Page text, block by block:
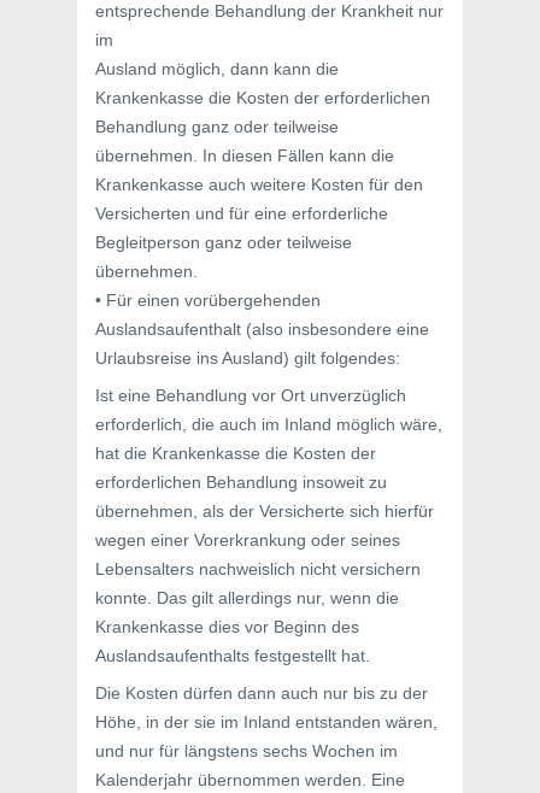
entsprechende Behandlung der Krankheit nur
im
Ausland möglich, dann kann die
Krankenkasse die Kosten der erforderlichen
Behandlung ganz oder teilweise
übernehmen. In diesen Fällen kann die
Krankenkasse auch weitere Kosten für den
Versicherten und für eine erforderliche
Begleitperson ganz oder teilweise
übernehmen.
• Für einen vorübergehenden
Auslandsaufenthalt (also insbesondere eine
Urlaubsreise ins Ausland) gilt folgendes:
Ist eine Behandlung vor Ort unverzüglich
erforderlich, die auch im Inland möglich wäre,
hat die Krankenkasse die Kosten der
erforderlichen Behandlung insoweit zu
übernehmen, als der Versicherte sich hierfür
wegen einer Vorerkrankung oder seines
Lebensalters nachweislich nicht versichern
konnte. Das gilt allerdings nur, wenn die
Krankenkasse dies vor Beginn des
Auslandsaufenthalts festgestellt hat.
Die Kosten dürfen dann auch nur bis zu der
Höhe, in der sie im Inland entstanden wären,
und nur für längstens sechs Wochen im
Kalenderjahr übernommen werden. Eine